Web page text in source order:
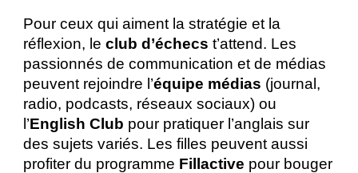
Pour ceux qui aiment la stratégie et la
réflexion, leclub d’échecs t’attend. Les
passionnés de communication et de médias
peuvent rejoindre l’équipe médias (journal,
radio, podcasts, réseaux sociaux) ou
l’English Club pour pratiquer l’anglais sur
des sujets variés. Les filles peuvent aussi
profiter du programme Fillactive pour bouger